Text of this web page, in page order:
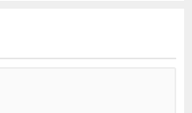
devam ediyor. İstanbul’da...